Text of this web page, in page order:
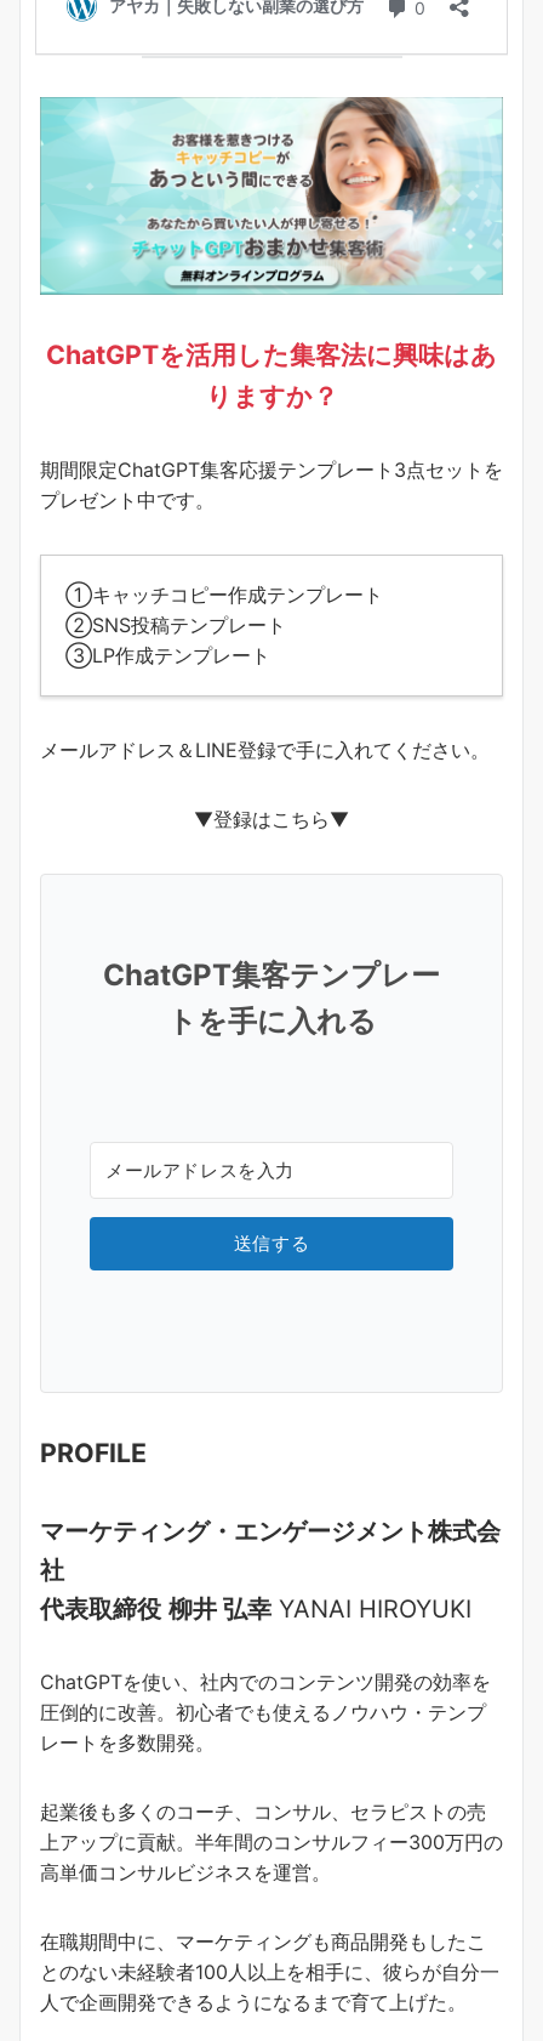
ChatGPTを活用した集客法に興味はあ
りますか？
期間限定ChatGPT集客応援テンプレート3点セットを
プレゼント中です。
①キャッチコピー作成テンプレート
②SNS投稿テンプレート
③LP作成テンプレート
メールアドレス＆LINE登録で手に入れてください。
▼登録はこちら▼
ChatGPT集客テンプレー
トを手に入れる
送信する
PROFILE
マーケティング・エンゲージメント株式会
社
代表取締役 柳井 弘幸 YANAI HIROYUKI
ChatGPTを使い、社内でのコンテンツ開発の効率を
圧倒的に改善。初心者でも使えるノウハウ・テンプ
レートを多数開発。
起業後も多くのコーチ、コンサル、セラピストの売
上アップに貢献。半年間のコンサルフィー300万円の
高単価コンサルビジネスを運営。
在職期間中に、マーケティングも商品開発もしたこ
とのない未経験者100人以上を相手に、彼らが自分一
人で企画開発できるようになるまで育て上げた。